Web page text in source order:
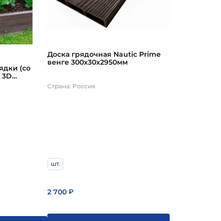
каменистых почвах металлические грядки не
грядки можно оставлять на зиму.
(со
Доска грядочная Nautic Prime
венге 300х30х2950мм
Страна: Россия
шт.
2 700 ₽